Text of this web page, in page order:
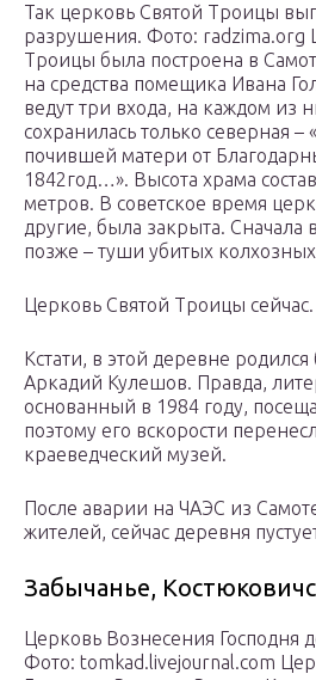
Так церковь Святой Троицы
разрушения. Фото: radzima.org
Троицы была построена в
на средства помещика Ивана
ведут три входа, на каждом из
сохранилась только северная –
почившей матери от
1842год…». Высота храма
метров. В советское время
другие, была закрыта. Сначала
позже – туши убитых
Церковь Святой Троицы
Кстати, в этой деревне родился
Аркадий Кулешов. Правда,
основанный в 1984 году,
поэтому его вскорости
краеведческий музей.
После аварии на ЧАЭС из
жителей, сейчас деревня
Забычанье,
Церковь Вознесения Господня
Фото: tomkad.livejournal.com